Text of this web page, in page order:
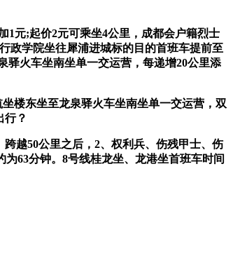
元;起价2元可乘坐4公里，成都会户籍烈士
政学院坐往犀浦进城标的目的首班车提前至
驿火车坐南坐单一交运营，每递增20公里添
楼东坐至龙泉驿火车坐南坐单一交运营，双
行？
越50公里之后，2、权利兵、伤残甲士、伤
63分钟。8号线桂龙坐、龙港坐首班车时间